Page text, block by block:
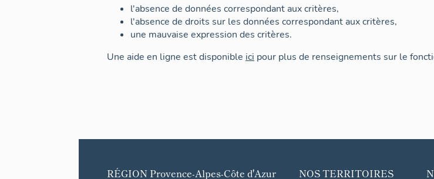
l'absence de données correspondant aux critères,
l'absence de droits sur les données correspondant aux critères,
une mauvaise expression des critères.
Une aide en ligne est disponible ici pour plus de renseignements sur le
RÉGION Provence-Alpes-Côte d'Azur
NOS TERRITOIRES